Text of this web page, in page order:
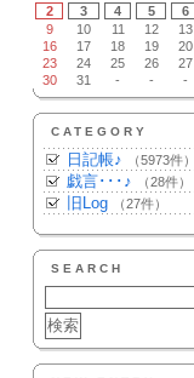
2
3 4 5 6
9
10 11 12 13
16
17 18 19 20
23
24 25 26 27
30
31 - - -
CATEGORY
日記帳♪ （5973件）
戯言･･･♪ （28件）
旧Log （27件）
SEARCH